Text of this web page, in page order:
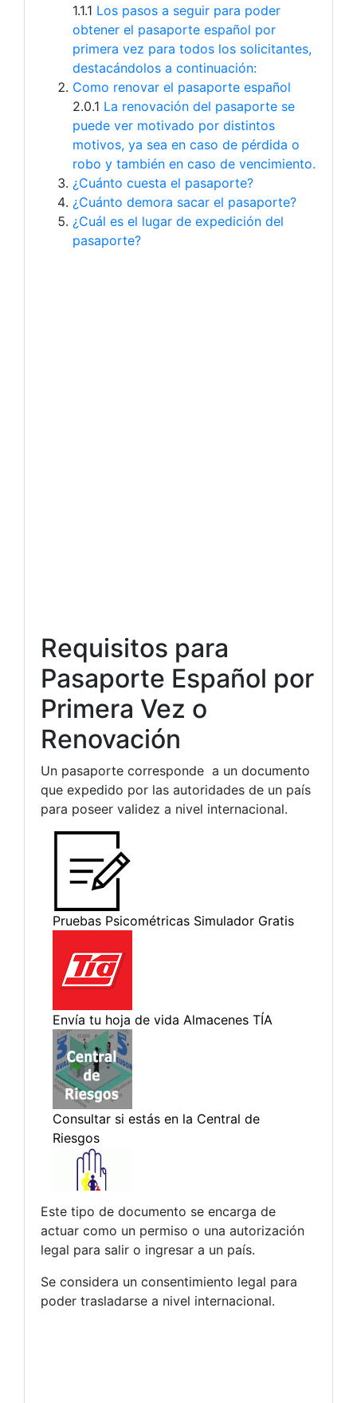
1.1.1 Los pasos a seguir para poder
obtener el pasaporte español por
primera vez para todos los solicitantes,
destacándolos a continuación:
Como renovar el pasaporte español
2.0.1 La renovación del pasaporte se
puede ver motivado por distintos
motivos, ya sea en caso de pérdida o
robo y también en caso de vencimiento.
¿Cuánto cuesta el pasaporte?
¿Cuánto demora sacar el pasaporte?
¿Cuál es el lugar de expedición del
pasaporte?
Requisitos para
Pasaporte Español por
Primera Vez o
Renovación
Un pasaporte corresponde a un documento
que expedido por las autoridades de un país
para poseer validez a nivel internacional.
Este tipo de documento se encarga de
actuar como un permiso o una autorización
legal para salir o ingresar a un país.
Se considera un consentimiento legal para
poder trasladarse a nivel internacional.